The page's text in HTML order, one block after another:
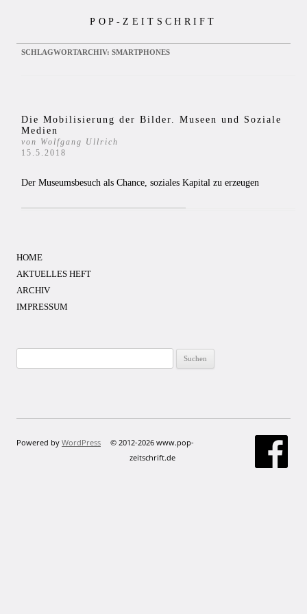
POP-ZEITSCHRIFT
SCHLAGWORTARCHIV: SMARTPHONES
Die Mobilisierung der Bilder. Museen und Soziale
Medien
von Wolfgang Ullrich
15.5.2018
Der Museumsbesuch als Chance, soziales Kapital zu erzeugen
HOME
AKTUELLES HEFT
ARCHIV
IMPRESSUM
nach:
Powered by WordPress
© 2012-2026 www.pop-
zeitschrift.de